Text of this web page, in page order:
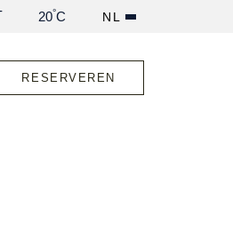
20°C NL
RESERVEREN